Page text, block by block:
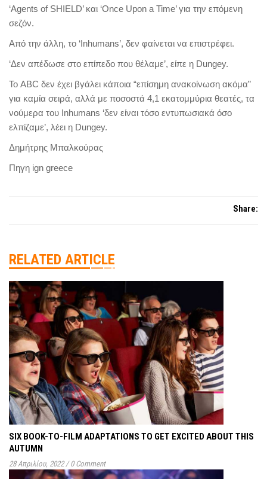
‘Agents of SHIELD’ και ‘Once Upon a Time’ για την επόμενη
σεζόν.
Από την άλλη, το ‘Inhumans’, δεν φαίνεται να επιστρέφει.
‘Δεν απέδωσε στο επίπεδο που θέλαμε’, είπε η Dungey.
Το ABC δεν έχει βγάλει κάποια “επίσημη ανακοίνωση ακόμα”
για καμία σειρά, αλλά με ποσοστά 4,1 εκατομμύρια θεατές, τα
νούμερα του Inhumans ‘δεν είναι τόσο εντυπωσιακά όσο
ελπίζαμε’, λέει η Dungey.
Δημήτρης Μπαλκούρας
Πηγη ign greece
Share:
RELATED ARTICLE
SIX BOOK-TO-FILM ADAPTATIONS TO GET EXCITED ABOUT THIS
AUTUMN
28 Απριλίου, 2022 / 0 Comment